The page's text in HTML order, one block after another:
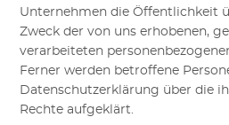
Unternehmen die Öffentlichkeit
Zweck der von uns erhobenen,
verarbeiteten
Ferner werden betroffene
Datenschutzerklärung über die
Rechte aufgeklärt.